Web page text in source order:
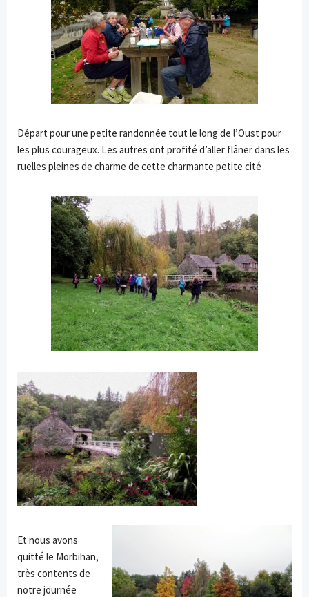
Départ pour une petite randonnée tout le long de l’Oust pour
les plus courageux. Les autres ont profité d’aller flâner dans les
ruelles pleines de charme de cette charmante petite cité
Et nous avons
quitté le Morbihan,
très contents de
notre journée